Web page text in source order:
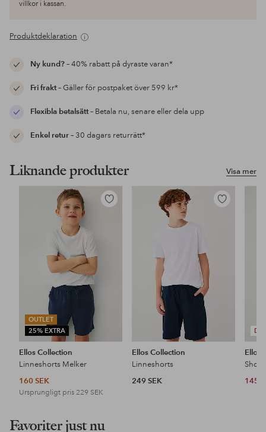
villkor i kassan.
Produktdeklaration
Ny kund?– 40% rabatt på dyraste varan*
Fri frakt– Gäller för postpaket över 599 kr*
Flexibla betalsätt– Betala nu, senare eller dela upp
Enkel retur– 30 dagars returrätt*
Visa mer
Liknande produkter
OUTLET
25% EXTRA
Lägg
Ellos Collection
Linneshorts Melker
160 SEK
Ursprungligt pris 229 SEK
Lägg
Ellos Collection
Linneshorts
249 SEK
Ellos
145
Favoriter just nu